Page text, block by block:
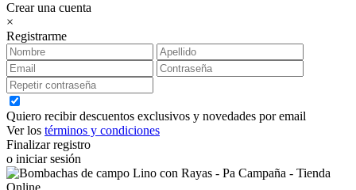
Crear una cuenta
×
Registrarme
Quiero recibir descuentos exclusivos y novedades por email
Ver los términos y condiciones
Finalizar registro
o iniciar sesión